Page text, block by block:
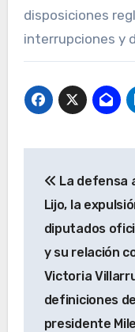
disposiciones
interrupciones y
de
entradas
La defensa
Lijo, la
diputados
y su relación
Victoria
definiciones
presidente